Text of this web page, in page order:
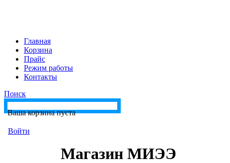
Главная
Корзина
Прайс
Режим работы
Контакты
Поиск
Ваша корзина пуста
Войти
Магазин МИЭЭ